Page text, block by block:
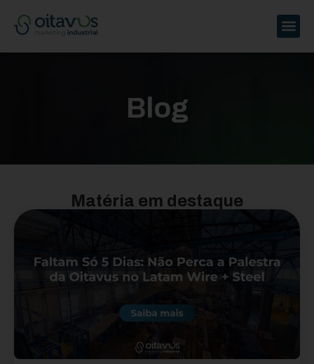
Blog
Matéria em destaque